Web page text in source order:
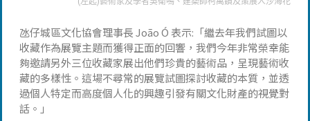
氹仔城區文化協會理事長 João Ó 表示:「繼去年我們試圖以
收藏作為展覽主題而獲得正面的回響，我們今年非常榮幸能
夠邀請另外三位收藏家展出他們珍貴的藝術品，呈現藝術收
藏的多樣性。這場不尋常的展覽試圖探討收藏的本質，並透
過個人特定而高度個人化的興趣引發有關文化財產的視覺對
話。」